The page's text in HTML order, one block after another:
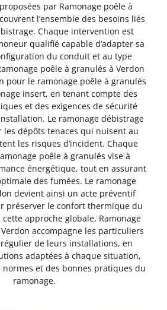
par Ramonage poêle à
l’ensemble des besoins liés
Chaque intervention est
qualifié capable d’adapter sa
du conduit et au type
poêle à granulés à Verdon
pour le ramonage poêle à granulés
insert, en tenant compte des
et des exigences de sécurité
Le ramonage débistrage
les dépôts tenaces qui nuisent au
les risques d’incident. Chaque
poêle à granulés vise à
énergétique, tout en assurant
des fumées. Le ramonage
devient ainsi un acte préventif
préserver le confort thermique du
cette approche globale, Ramonage
accompagne les particuliers
de leurs installations, en
adaptées à chaque situation,
normes et des bonnes pratiques du
ramonage.